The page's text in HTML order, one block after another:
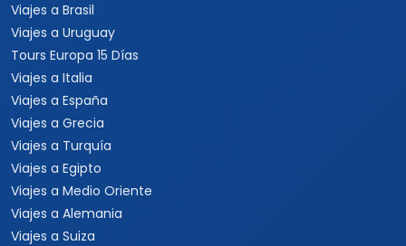
Viajes a Brasil
Viajes a Uruguay
Tours Europa 15 Días
Viajes a Italia
Viajes a España
Viajes a Grecia
Viajes a Turquía
Viajes a Egipto
Viajes a Medio Oriente
Viajes a Alemania
Viajes a Suiza